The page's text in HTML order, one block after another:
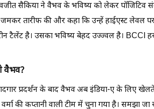
सैकिया ने वैभव के भविष्य को लेकर पॉजिटिव
तारीफ की और कहा कि उन्हें हाईएस्ट लेवल
टैलेंट है। उसका भविष्य बेहद उज्ज्वल है। BCCI
वैभव?
प्रदर्शन के बाद वैभव अब इंडिया-ए के लिए
की कप्तानी वाली टीम में चुना गया है। समझा